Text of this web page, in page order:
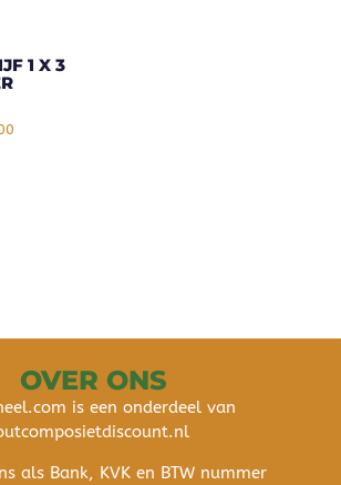
1 X 3
OVER ONS
is een onderdeel van
als Bank, KVK en BTW nummer